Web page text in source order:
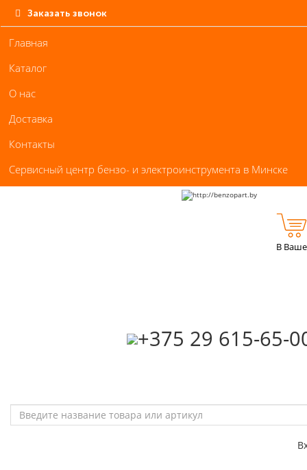
Заказать звонок
Главная
Каталог
О нас
Доставка
Контакты
Сервисный центр бензо- и электроинструмента в Минске
‎+375 29 615-65-
В